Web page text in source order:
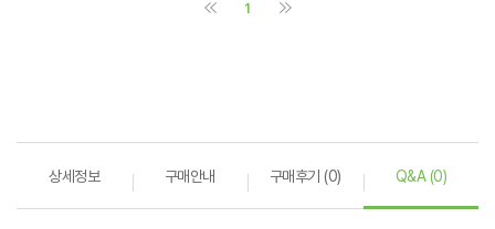
상세정보 구매안내 구매후기 (0) Q&A (0)